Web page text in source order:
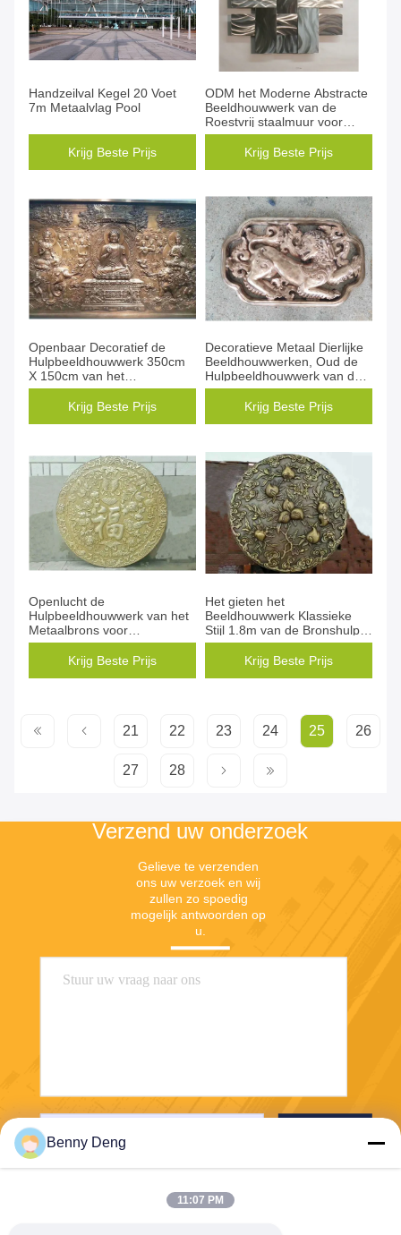
Handzeilval Kegel 20 Voet
7m Metaalvlag Pool
Krijg Beste Prijs
ODM het Moderne Abstracte
Beeldhouwwerk van de
Roestvrij staalmuur voor
Huis/Gallary-Decoratie
Krijg Beste Prijs
Openbaar Decoratief de
Hulpbeeldhouwwerk 350cm
X 150cm van het
Metaalbrons
Weerbestendigheid
Krijg Beste Prijs
Decoratieve Metaal Dierlijke
Beeldhouwwerken, Oud de
Hulpbeeldhouwwerk van de
Bronsmuur
Krijg Beste Prijs
Openlucht de
Hulpbeeldhouwwerk van het
Metaalbrons voor
Muurdecoratie Aangepaste
GrootteKrijg Beste Prijs
Het gieten het
Beeldhouwwerk Klassieke
Stijl 1.8m van de Bronshulp
Diameter Decoratieve
PerzikenKrijg Beste Prijs
21 22 23 24 25 26
27 28
Verzend uw onderzoek
Gelieve te verzenden
ons uw verzoek en wij
zullen zo spoedig
mogelijk antwoorden op
u.
Benny Deng
11:07 PM